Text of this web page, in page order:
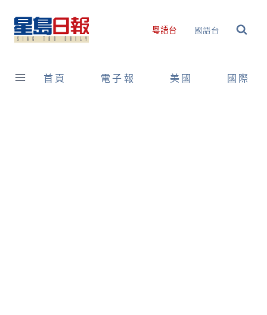
content
粵語台 國語台
首頁 電子報 美國 國際